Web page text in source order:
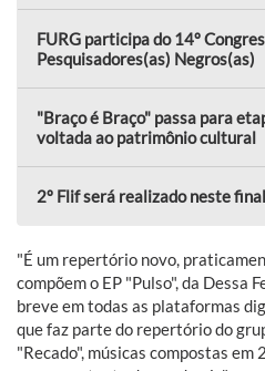
FURG participa do 14º
Pesquisadores(as) Negros(as)
"Braço é Braço" passa para
voltada ao patrimônio cultural
2º Flif será realizado neste
"É um repertório novo,
compõem o EP "Pulso", da Dessa
breve em todas as plataformas
que faz parte do repertório do
"Recado", músicas compostas